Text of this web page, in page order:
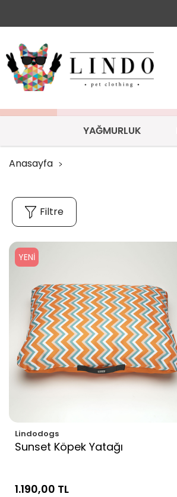
YAĞMURLUK
Anasayfa
Filtre
YENI
Lindodogs
Sunset Köpek Yatağı
1.190,00 TL